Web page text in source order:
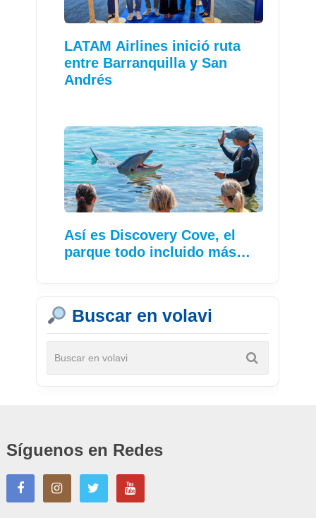
LATAM Airlines inició ruta
entre Barranquilla y San
Andrés
Así es Discovery Cove, el
parque todo incluido más…
Buscar en volavi
Síguenos en Redes